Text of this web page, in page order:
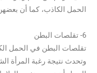
الحمل الكاذب، كما أن
6- تقلصات البطن
تقلصات البطن في الحمل
وتحدث نتيجة رغبة المرأة